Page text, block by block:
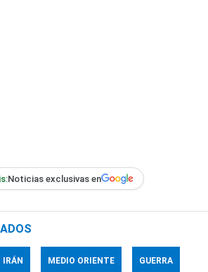
Noticias exclusivas en
IRÁN MEDIO ORIENTE GUERRA